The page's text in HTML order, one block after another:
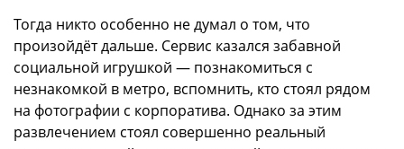
Тогда никто особенно не думал о том, что
произойдёт дальше. Сервис казался забавной
социальной игрушкой — познакомиться с
незнакомкой в метро, вспомнить, кто стоял рядом
на фотографии с корпоратива. Однако за этим
развлечением стоял совершенно реальный